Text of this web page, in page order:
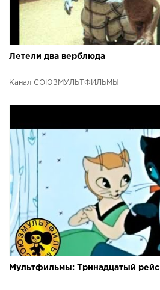
Летели два верблюда
Канал СОЮЗМУЛЬТФИЛЬМЫ
Мультфильмы: Тринадцатый рейс